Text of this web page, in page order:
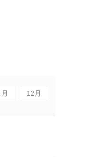
12月